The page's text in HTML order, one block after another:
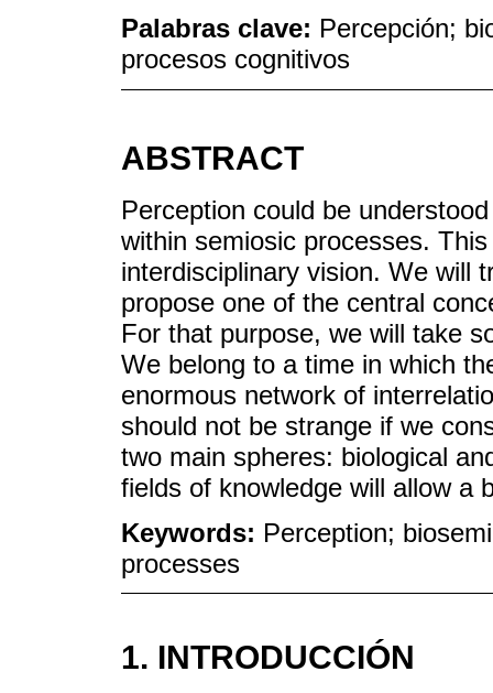
Palabras clave: Percepción;
procesos cognitivos
ABSTRACT
Perception could be
within semiosic processes.
interdisciplinary vision. We will
propose one of the central
For that purpose, we will take
We belong to a time in which
enormous network of
should not be strange if we
two main spheres: biological
fields of knowledge will allow a
Keywords: Perception;
processes
1. INTRODUCCIÓN